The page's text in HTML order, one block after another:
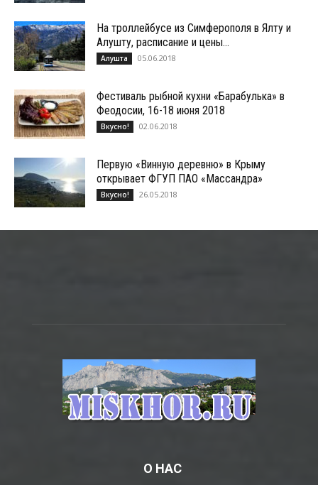
На троллейбусе из Симферополя в Ялту и
Алушту, расписание и цены...
Алушта 05.06.2018
Фестиваль рыбной кухни «Барабулька» в
Феодосии, 16-18 июня 2018
Вкусно! 02.06.2018
Первую «Винную деревню» в Крыму
открывает ФГУП ПАО «Массандра»
Вкусно! 26.05.2018
О НАС